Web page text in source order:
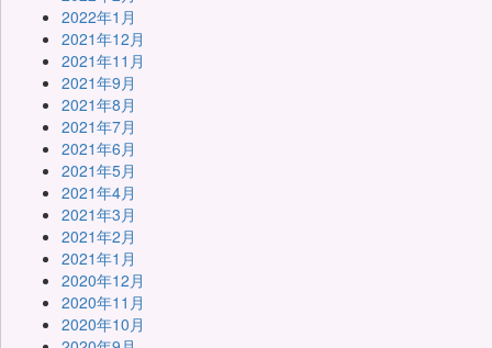
2022年1月
2021年12月
2021年11月
2021年9月
2021年8月
2021年7月
2021年6月
2021年5月
2021年4月
2021年3月
2021年2月
2021年1月
2020年12月
2020年11月
2020年10月